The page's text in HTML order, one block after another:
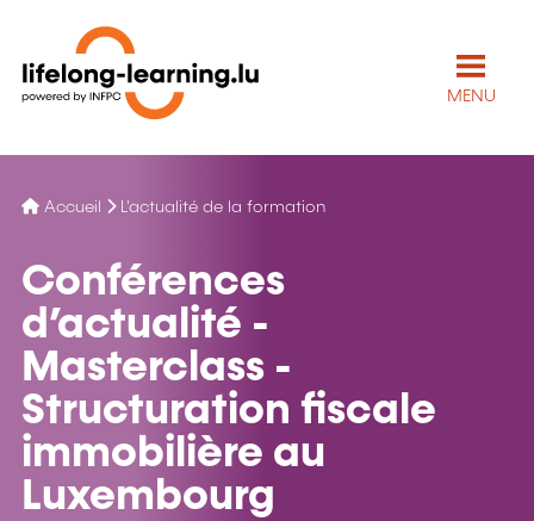
MENU
Accueil L'actualité de la formation
Conférences
d’actualité -
Masterclass -
Structuration fiscale
immobilière au
Luxembourg